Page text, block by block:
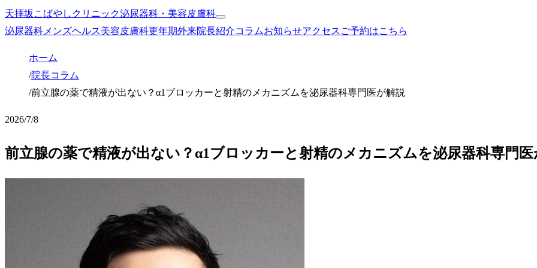
天拝坂こばやしクリニック泌尿器科・美容皮膚科
泌尿器科 メンズヘルス美容皮膚科更年期外来院長紹介コラムお知らせアクセス ご予約はこちら
ホーム
/院長コラム
/前立腺の薬で精液が出ない？α1ブロッカーと射精のメカニズムを泌尿器科専門医が解説
2026/7/8
前立腺の薬で精液が出ない？α1ブロッカーと射精のメカニズムを泌尿器科専門医